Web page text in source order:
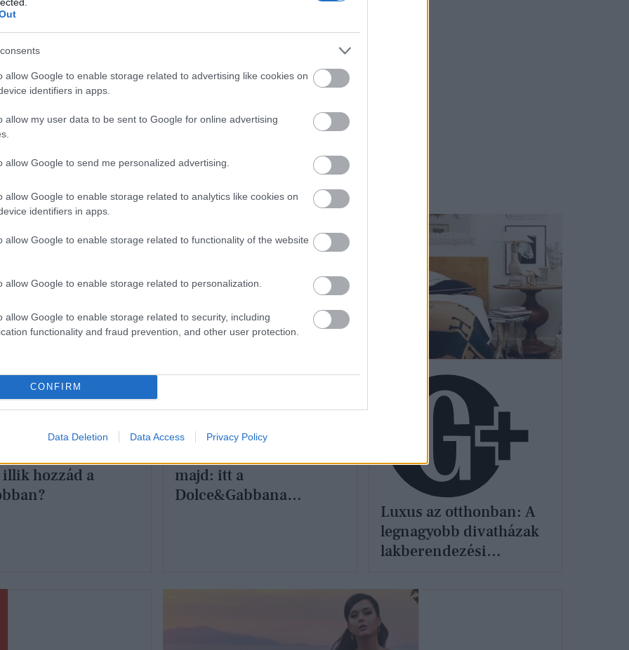
allow Google to enable storage related to advertising like cookies on
identifiers in apps.
allow my user data to be sent to Google for online advertising
allow Google to send me personalized advertising.
allow Google to enable storage related to analytics like cookies on
identifiers in apps.
allow Google to enable storage related to functionality of the website
allow Google to enable storage related to personalization.
allow Google to enable storage related to security, including
functionality and fraud prevention, and other user protection.
CONFIRM
Data Deletion Data Access Privacy Policy
Magyarországra is
Dolce&Gabbana
itthon is
megvásárolhatod a
teljes sminkkollekciót
friss vagy
hozzád a
Ettől garantáltan
majd: itt a
Dolce&Gabbana
Luxus az otthonban: A
legnagyobb divatházak
lakberendezési